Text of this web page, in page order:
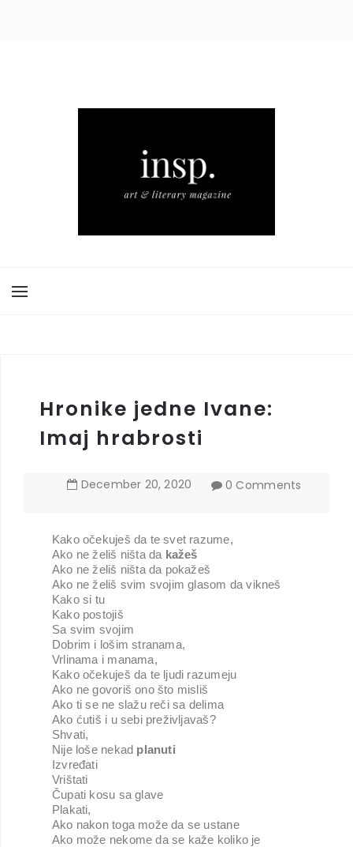
Hronike jedne Ivane:
Imaj hrabrosti
December 20,2020 0 Comments
Kako očekuješ da te svet razume,
Ako ne želiš ništa da kažeš
Ako ne želiš ništa da pokažeš
Ako ne želiš svim svojim glasom da vikneš
Kako si tu
Kako postojiš
Sa svim svojim
Dobrim i lošim stranama,
Vrlinama i manama,
Kako očekuješ da te ljudi razumeju
Ako ne govoriš ono što misliš
Ako ti se ne slažu reči sa delima
Ako ćutiš i u sebi preživljavaš?
Shvati,
Nije loše nekad planuti
Izvređati
Vrištati
Čupati kosu sa glave
Plakati,
Ako nakon toga može da se ustane
Ako može nekome da se kaže koliko je